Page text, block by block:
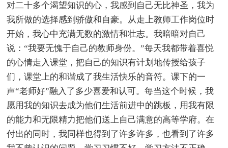
对二十多个渴望知识的心，我感到自己无比神圣，我为
我所做的选择感到骄傲和自豪。从走上教师工作岗位时
开始，我心中充满无数的激情和壮志。我暗暗对自己
说：“我要无愧于自己的教师身份。”每天我都带着喜悦
的心情走入课堂，把自己的知识有计划地传授给孩子
们，课堂上的和谐成了我生活快乐的音符。课下的一
声“老师好”融入了多少喜爱和认可。每当这个时候，我
愿用我的知识去成为他们生活前进中的跳板，用我有限
的能力和无限精力把他们送上自己满意的高等学府。在
付出的同时，我同样也得到了许多许多，也看到了许多